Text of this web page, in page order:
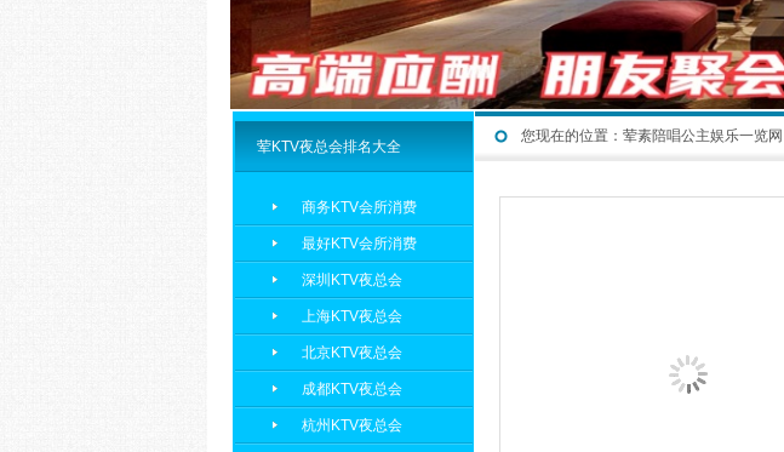
您现在的位置： 荤素陪唱公主娱乐一览网
荤KTV夜总会排名大全
商务KTV会所消费
最好KTV会所消费
深圳KTV夜总会
上海KTV夜总会
北京KTV夜总会
成都KTV夜总会
杭州KTV夜总会